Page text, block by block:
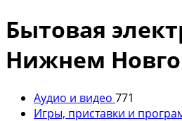
Бытовая
Нижнем
Аудио и видео 771
Игры, приставки и